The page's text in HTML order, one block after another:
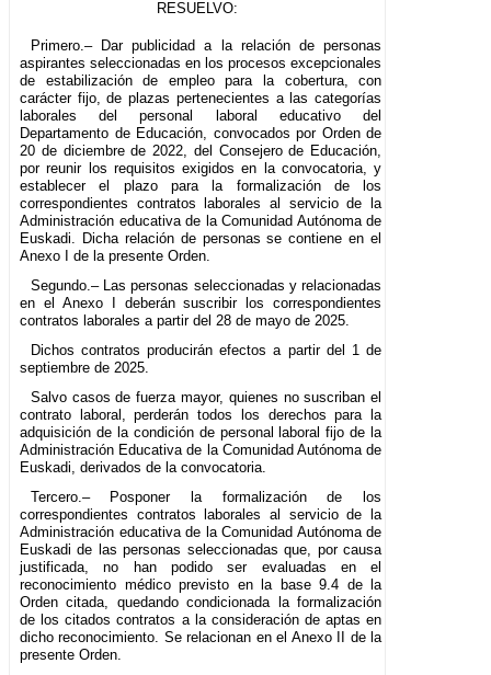
RESUELVO:
Primero.– Dar publicidad a la relación de personas
aspirantes seleccionadas en los procesos excepcionales
de estabilización de empleo para la cobertura, con
carácter fijo, de plazas pertenecientes a las categorías
laborales del personal laboral educativo del
Departamento de Educación, convocados por Orden de
20 de diciembre de 2022, del Consejero de Educación,
por reunir los requisitos exigidos en la convocatoria, y
establecer el plazo para la formalización de los
correspondientes contratos laborales al servicio de la
Administración educativa de la Comunidad Autónoma de
Euskadi. Dicha relación de personas se contiene en el
Anexo I de la presente Orden.
Segundo.– Las personas seleccionadas y relacionadas
en el Anexo I deberán suscribir los correspondientes
contratos laborales a partir del 28 de mayo de 2025.
Dichos contratos producirán efectos a partir del 1 de
septiembre de 2025.
Salvo casos de fuerza mayor, quienes no suscriban el
contrato laboral, perderán todos los derechos para la
adquisición de la condición de personal laboral fijo de la
Administración Educativa de la Comunidad Autónoma de
Euskadi, derivados de la convocatoria.
Tercero.– Posponer la formalización de los
correspondientes contratos laborales al servicio de la
Administración educativa de la Comunidad Autónoma de
Euskadi de las personas seleccionadas que, por causa
justificada, no han podido ser evaluadas en el
reconocimiento médico previsto en la base 9.4 de la
Orden citada, quedando condicionada la formalización
de los citados contratos a la consideración de aptas en
dicho reconocimiento. Se relacionan en el Anexo II de la
presente Orden.